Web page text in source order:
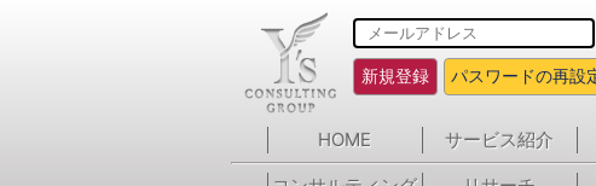
新規登録 パスワードの再設
HOME サービス紹介